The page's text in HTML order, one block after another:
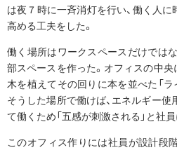
は夜７時に一斉消灯を行い、働く人に
高める工夫をした。
働く場所はワークスペースだけではな
部スペースを作った。オフィスの中央
木を植えてその回りに本を並べた「ラ
そうした場所で働けば、エネルギー
て働くため「五感が刺激される」と社員
このオフィス作りには社員が設計段